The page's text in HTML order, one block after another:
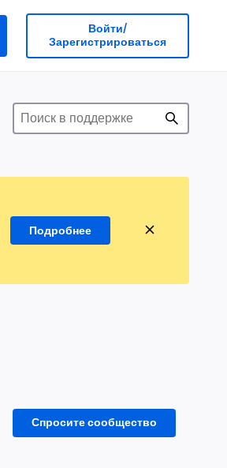
Войти/
Зарегистрироваться
Подробнее
Спросите сообщество